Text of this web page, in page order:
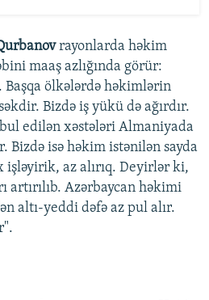
rayonlarda həkim
maaş azlığında görür:
ölkələrdə həkimlərin
Bizdə iş yükü də ağırdır.
edilən xəstələri Almaniyada
Bizdə isə həkim istənilən sayda
işləyirik, az alırıq. Deyirlər ki,
artırılıb. Azərbaycan həkimi
altı-yeddi dəfə az pul alır.